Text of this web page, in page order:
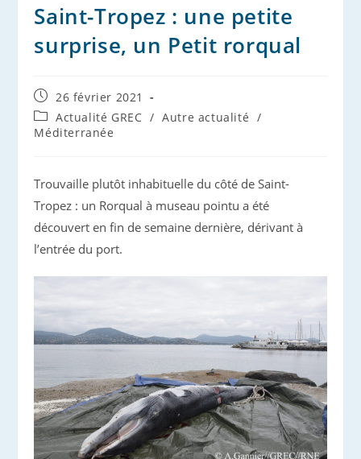
Saint-Tropez : une petite
surprise, un Petit rorqual
Publication
publiée :
26 février 2021
Post
category:
Actualité GREC / Autre actualité /
Méditerranée
Trouvaille plutôt inhabituelle du côté de Saint-
Tropez : un Rorqual à museau pointu a été
découvert en fin de semaine dernière, dérivant à
l’entrée du port.